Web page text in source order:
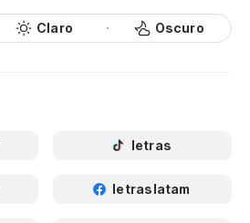
Claro Oscuro
letras
letraslatam